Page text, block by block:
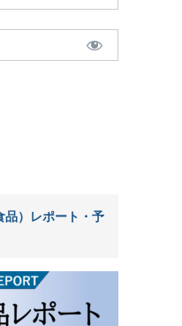
品）レポート・予